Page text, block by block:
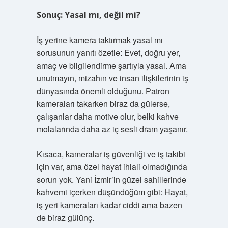
Sonuç: Yasal mı, değil mi?
İş yerine kamera taktırmak yasal mı
sorusunun yanıtı özetle: Evet, doğru yer,
amaç ve bilgilendirme şartıyla yasal. Ama
unutmayın, mizahın ve insan ilişkilerinin iş
dünyasında önemli olduğunu. Patron
kameraları takarken biraz da gülerse,
çalışanlar daha motive olur, belki kahve
molalarında daha az iç sesli dram yaşanır.
Kısaca, kameralar iş güvenliği ve iş takibi
için var, ama özel hayat ihlali olmadığında
sorun yok. Yani İzmir’in güzel sahillerinde
kahvemi içerken düşündüğüm gibi: Hayat,
iş yeri kameraları kadar ciddi ama bazen
de biraz gülünç.